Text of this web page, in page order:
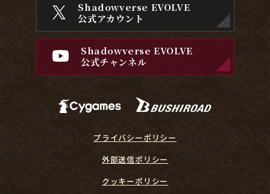
Shadowverse EVOLVE
公式アカウント
Shadowverse EVOLVE
公式チャンネル
プライバシーポリシー
外部送信ポリシー
クッキーポリシー